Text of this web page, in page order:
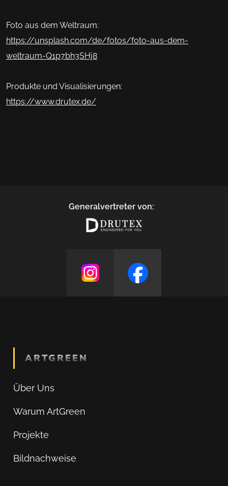
Foto aus dem Weltraum:
https://unsplash.com/de/fotos/foto-aus-dem-
weltraum-Q1p7bh3SHj8
Produkte und Visualisierungen:
https://www.drutex.de/
Generalvertreter von:
ARTGREEN
Über Uns
Warum ArtGreen
Projekte
Bildnachweise